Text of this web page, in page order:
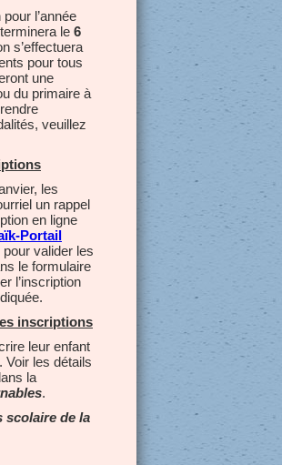
l’année
le 6
s’effectuera
pour tous
une
du primaire à
veuillez
les
un rappel
en ligne
Portail
valider les
le formulaire
l’inscription
inscriptions
leur enfant
. Voir les détails
la
.
scolaire de la